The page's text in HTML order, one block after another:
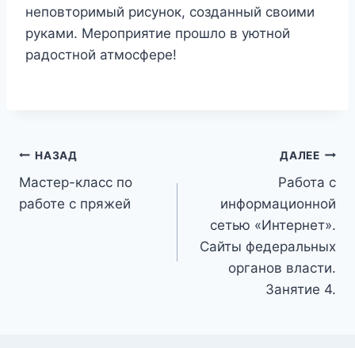
неповторимый рисунок, созданный своими
руками. Мероприятие прошло в уютной
радостной атмосфере!
Навигация
по
НАЗАД
Мастер-класс по
работе с пряжей
ДАЛЕЕ
Работа с
информационной
сетью «Интернет».
Сайты федеральных
органов власти.
Занятие 4.